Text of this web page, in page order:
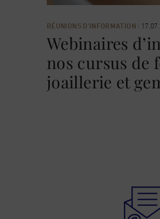
RÉUNIONS D'INFORMATION |
Webinaires
nos cursus de
joaillerie et